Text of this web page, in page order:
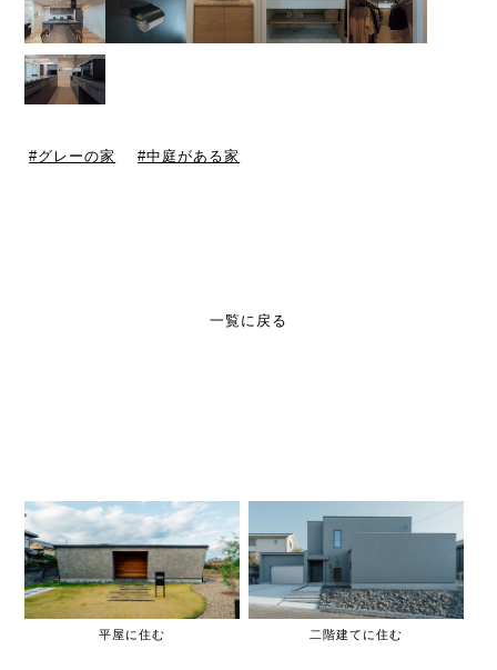
グレーの家 中庭がある家
一覧に戻る
平屋に住む 二階建てに住む